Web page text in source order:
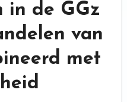
in de GGz
van
met